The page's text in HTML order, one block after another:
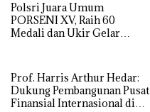
Polsri Juara Umum
PORSENI XV, Raih 60
Medali dan Ukir Gelar
Prof. Harris Arthur Hedar:
Dukung Pembangunan Pusat
Finansial Internasional di